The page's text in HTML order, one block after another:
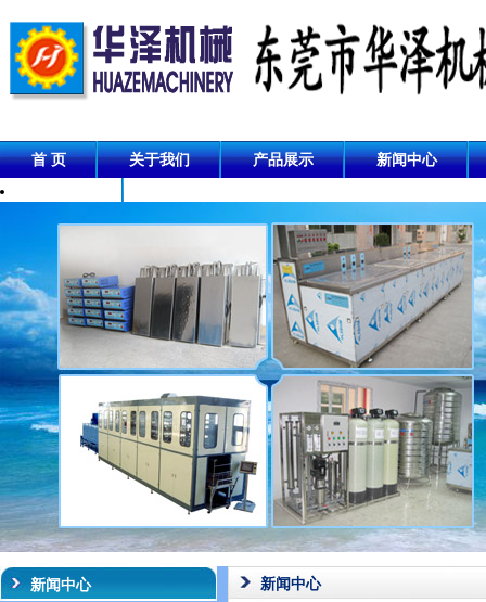
首 页 关于我们 产品展示 新闻中心
新闻中心 新闻中心